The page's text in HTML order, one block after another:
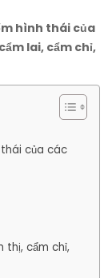
hình thái của
lai, cẩm chỉ,
của các
thị, cẩm chỉ,